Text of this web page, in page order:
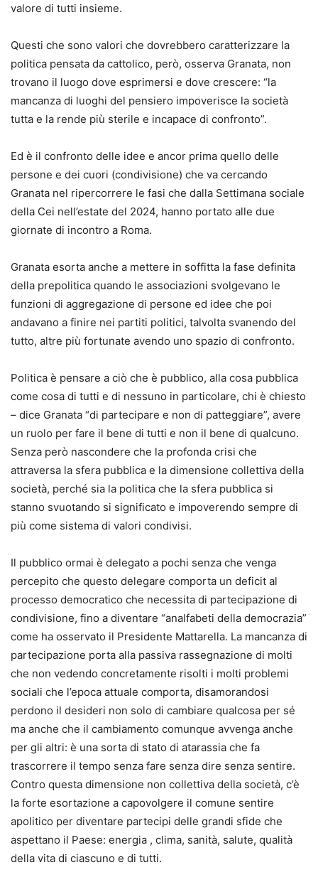
valore di tutti insieme.
Questi che sono valori che dovrebbero caratterizzare la
politica pensata da cattolico, però, osserva Granata, non
trovano il luogo dove esprimersi e dove crescere: “la
mancanza di luoghi del pensiero impoverisce la società
tutta e la rende più sterile e incapace di confronto”.
Ed è il confronto delle idee e ancor prima quello delle
persone e dei cuori (condivisione) che va cercando
Granata nel ripercorrere le fasi che dalla Settimana sociale
della Cei nell’estate del 2024, hanno portato alle due
giornate di incontro a Roma.
Granata esorta anche a mettere in soffitta la fase definita
della prepolitica quando le associazioni svolgevano le
funzioni di aggregazione di persone ed idee che poi
andavano a finire nei partiti politici, talvolta svanendo del
tutto, altre più fortunate avendo uno spazio di confronto.
Politica è pensare a ciò che è pubblico, alla cosa pubblica
come cosa di tutti e di nessuno in particolare, chi è chiesto
– dice Granata “di partecipare e non di patteggiare”, avere
un ruolo per fare il bene di tutti e non il bene di qualcuno.
Senza però nascondere che la profonda crisi che
attraversa la sfera pubblica e la dimensione collettiva della
società, perché sia la politica che la sfera pubblica si
stanno svuotando si significato e impoverendo sempre di
più come sistema di valori condivisi.
Il pubblico ormai è delegato a pochi senza che venga
percepito che questo delegare comporta un deficit al
processo democratico che necessita di partecipazione di
condivisione, fino a diventare “analfabeti della democrazia”
come ha osservato il Presidente Mattarella. La mancanza di
partecipazione porta alla passiva rassegnazione di molti
che non vedendo concretamente risolti i molti problemi
sociali che l’epoca attuale comporta, disamorandosi
perdono il desideri non solo di cambiare qualcosa per sé
ma anche che il cambiamento comunque avvenga anche
per gli altri: è una sorta di stato di atarassia che fa
trascorrere il tempo senza fare senza dire senza sentire.
Contro questa dimensione non collettiva della società, c’è
la forte esortazione a capovolgere il comune sentire
apolitico per diventare partecipi delle grandi sfide che
aspettano il Paese: energia , clima, sanità, salute, qualità
della vita di ciascuno e di tutti.